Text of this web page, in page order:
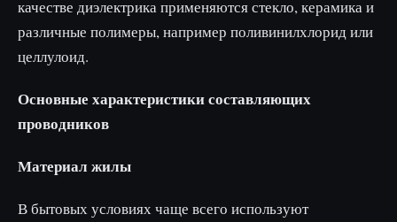
качестве диэлектрика применяются стекло, керамика и
различные полимеры, например поливинилхлорид или
целлулоид.
Основные характеристики составляющих
проводников
Материал жилы
В бытовых условиях чаще всего используют